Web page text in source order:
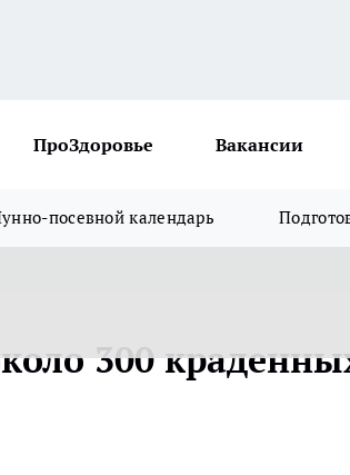
ПроЗдоровье Вакансии
посевной календарь
300